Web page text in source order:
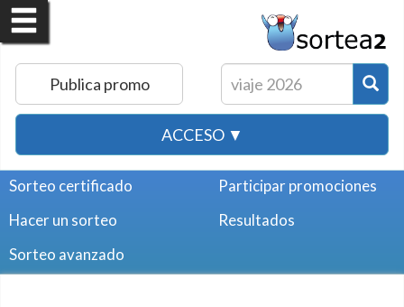
Publica promo
ACCESO ▼
Sorteo certificado
Hacer un sorteo
Sorteo avanzado
Participar promociones
Resultados